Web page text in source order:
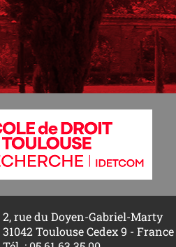
2, rue du Doyen-Gabriel-Marty
31042 Toulouse Cedex 9 - France